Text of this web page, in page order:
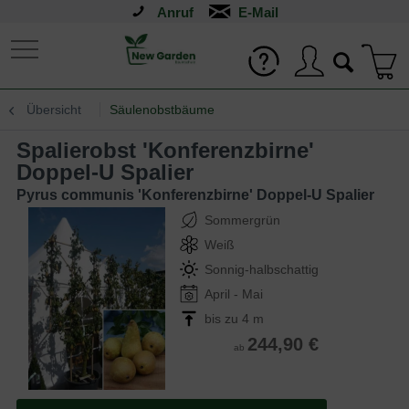
Anruf
Übersicht Säulenobstbäume
Spalierobst 'Konferenzbirne'
Doppel-U Spalier
Pyrus communis 'Konferenzbirne' Doppel-U Spalier
Sommergrün
Weiß
Sonnig-halbschattig
April - Mai
bis zu 4 m
ab 244,90 €